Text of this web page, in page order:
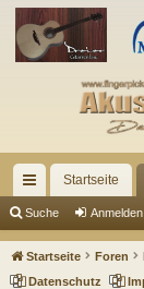
ch
ne
llz
Startseite
Suche Anmelden
Startseite Foren
Datenschutz